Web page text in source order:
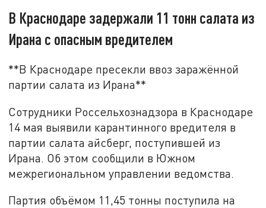
В Краснодаре задержали 11 тонн салата из
Ирана с опасным вредителем
**В Краснодаре пресекли ввоз заражённой
партии салата из Ирана**
Сотрудники Россельхознадзора в Краснодаре
14 мая выявили карантинного вредителя в
партии салата айсберг, поступившей из
Ирана. Об этом сообщили в Южном
межрегиональном управлении ведомства.
Партия объёмом 11,45 тонны поступила на